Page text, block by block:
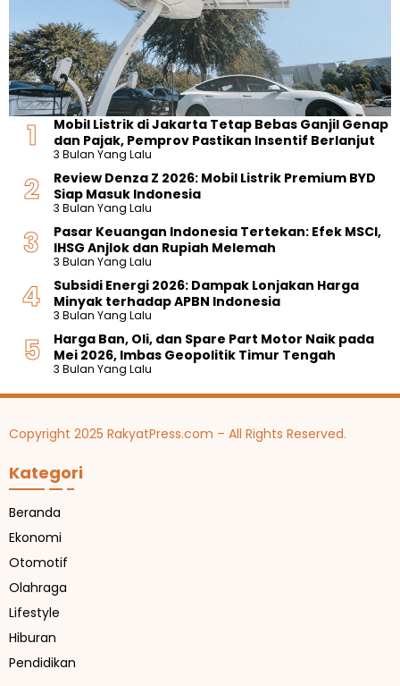
Mobil Listrik di Jakarta Tetap Bebas Ganjil Genap
dan Pajak, Pemprov Pastikan Insentif Berlanjut
3 Bulan Yang Lalu
Review Denza Z 2026: Mobil Listrik Premium BYD
Siap Masuk Indonesia
3 Bulan Yang Lalu
Pasar Keuangan Indonesia Tertekan: Efek MSCI,
IHSG Anjlok dan Rupiah Melemah
3 Bulan Yang Lalu
Subsidi Energi 2026: Dampak Lonjakan Harga
Minyak terhadap APBN Indonesia
3 Bulan Yang Lalu
Harga Ban, Oli, dan Spare Part Motor Naik pada
Mei 2026, Imbas Geopolitik Timur Tengah
3 Bulan Yang Lalu
Copyright 2025 RakyatPress.com – All Rights Reserved.
Kategori
Beranda
Ekonomi
Otomotif
Olahraga
Lifestyle
Hiburan
Pendidikan